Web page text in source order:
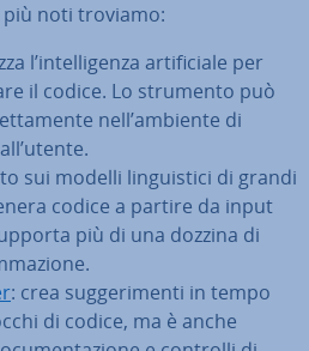
noti troviamo:
l’in­tel­li­gen­za ar­ti­fi­cia­le per
il codice. Lo strumento può
nell’ambiente di
sui modelli lin­gui­sti­ci di grandi
codice a partire da input
più di una dozzina di
: crea sug­ge­ri­men­ti in tempo
di codice, ma è anche